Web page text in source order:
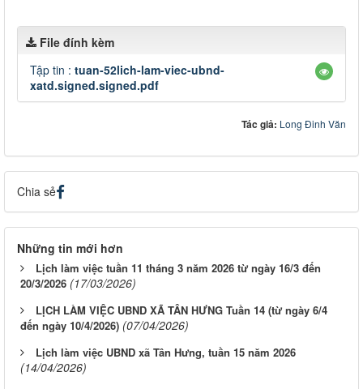
File đính kèm
Tập tin : tuan-52lich-lam-viec-ubnd-
xatd.signed.signed.pdf
Tác giả: Long Đinh Văn
Chia sẻ
Những tin mới hơn
Lịch làm việc tuần 11 tháng 3 năm 2026 từ ngày 16/3 đến
20/3/2026 (17/03/2026)
LỊCH LÀM VIỆC UBND XÃ TÂN HƯNG Tuần 14 (từ ngày 6/4
đến ngày 10/4/2026) (07/04/2026)
Lịch làm việc UBND xã Tân Hưng, tuần 15 năm 2026
(14/04/2026)